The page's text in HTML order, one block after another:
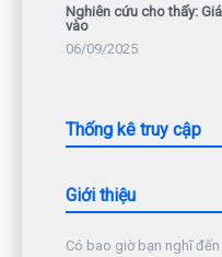
Nghiên cứu cho thấy:
vào
06/09/2025
Thống kê truy cập
Giới thiệu
Có bao giờ bạn nghĩ